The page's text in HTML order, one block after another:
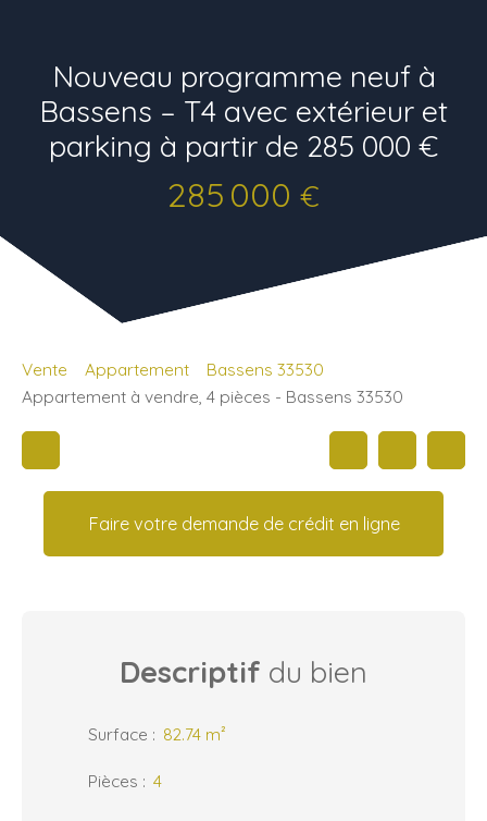
Nouveau programme neuf à
Bassens – T4 avec extérieur et
parking à partir de 285 000 €
285 000 €
Vente Appartement
Bassens 33530
Appartement à vendre, 4 pièces - Bassens 33530
Faire votre demande de crédit en ligne
Descriptif du bien
Surface : 82.74 m²
Pièces : 4